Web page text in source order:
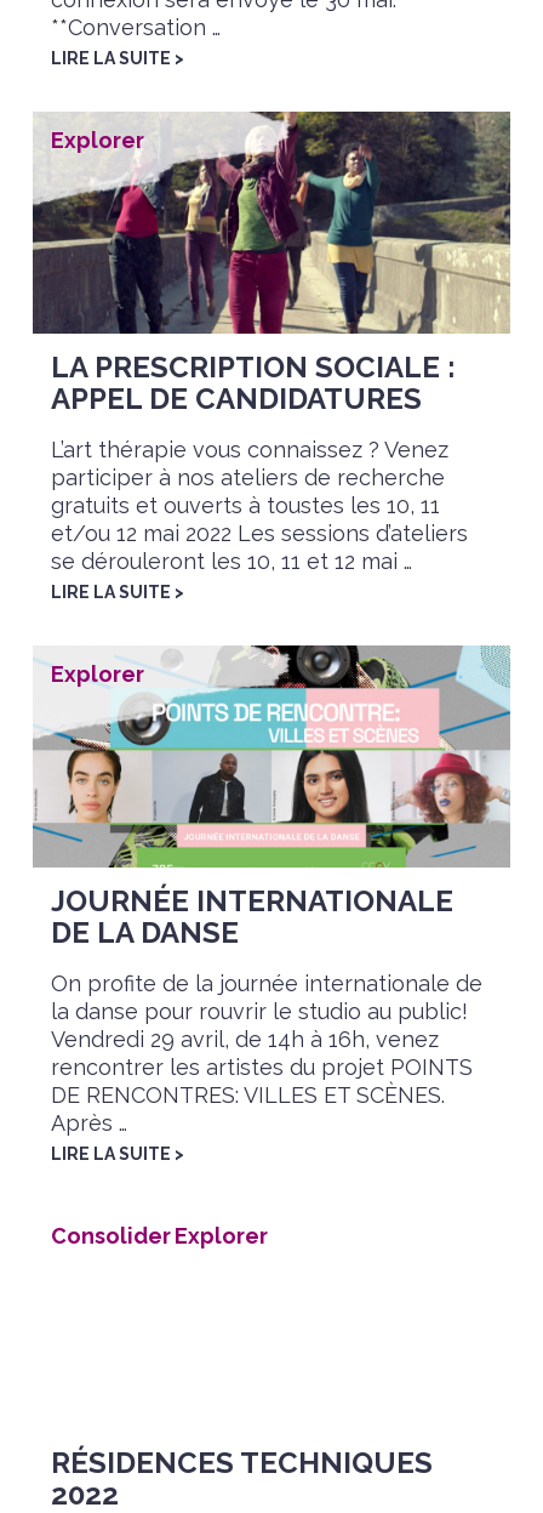
**Conversation …
LIRE LA SUITE >
Explorer
LA PRESCRIPTION SOCIALE :
APPEL DE CANDIDATURES
L’art thérapie vous connaissez ? Venez
participer à nos ateliers de recherche
gratuits et ouverts à toustes les 10, 11
et/ou 12 mai 2022 Les sessions d’ateliers
se dérouleront les 10, 11 et 12 mai …
LIRE LA SUITE >
Explorer
JOURNÉE INTERNATIONALE
DE LA DANSE
On profite de la journée internationale de
la danse pour rouvrir le studio au public!
Vendredi 29 avril, de 14h à 16h, venez
rencontrer les artistes du projet POINTS
DE RENCONTRES: VILLES ET SCÈNES.
Après …
LIRE LA SUITE >
Consolider,Explorer
RÉSIDENCES TECHNIQUES
2022